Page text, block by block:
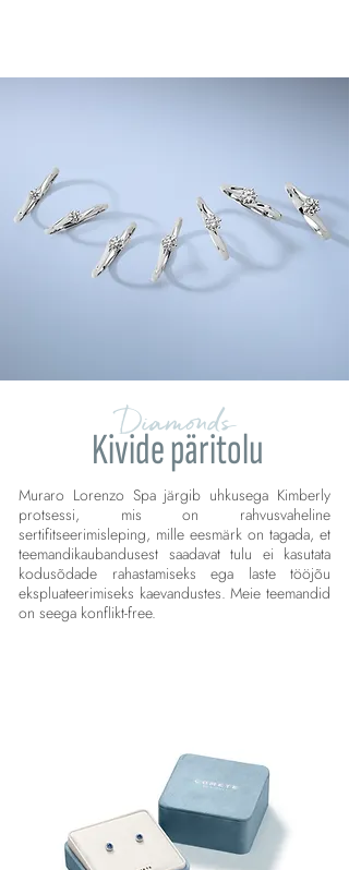
Diamonds
Kivide päritolu
Muraro Lorenzo Spa järgib uhkusega Kimberly
protsessi, mis on rahvusvaheline
sertifitseerimisleping, mille eesmärk on tagada, et
teemandikaubandusest saadavat tulu ei kasutata
kodusõdade rahastamiseks ega laste tööjõu
ekspluateerimiseks kaevandustes. Meie teemandid
on seega konflikt-free.